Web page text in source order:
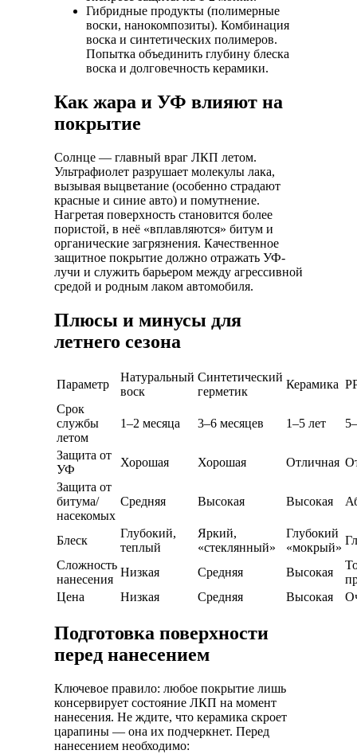
Гибридные продукты (полимерные
воски, нанокомпозиты). Комбинация
воска и синтетических полимеров.
Попытка объединить глубину блеска
воска и долговечность керамики.
Как жара и УФ влияют на
покрытие
Солнце — главный враг ЛКП летом.
Ультрафиолет разрушает молекулы лака,
вызывая выцветание (особенно страдают
красные и синие авто) и помутнение.
Нагретая поверхность становится более
пористой, в неё «вплавляются» битум и
органические загрязнения. Качественное
защитное покрытие должно отражать УФ-
лучи и служить барьером между агрессивной
средой и родным лаком автомобиля.
Плюсы и минусы для
летнего сезона
Параметр
Натуральный
воск
Синтетический
герметик
Керамика
Срок
службы
летом
1–2 месяца 3–6 месяцев 1–5 лет
Защита от
УФ
Хорошая Хорошая Отличная
Защита от
битума/
насекомых
Средняя Высокая Высокая
Блеск
Глубокий,
теплый
Яркий,
«стеклянный»
Глубокий
«мокрый»
Сложность
нанесения
Низкая Средняя Высокая
Цена
Низкая Средняя Высокая
Подготовка поверхности
перед нанесением
Ключевое правило: любое покрытие лишь
консервирует состояние ЛКП на момент
нанесения. Не ждите, что керамика скроет
царапины — она их подчеркнет. Перед
нанесением необходимо: